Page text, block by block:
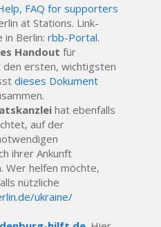
FAQ for supporters
at Stations. Link-
in Berlin: rbb-Portal.
Handout für
den ersten, wichtigsten
dieses Dokument
hat ebenfalls
auf der
ihrer Ankunft
Wer helfen möchte,
nützliche
ukraine/